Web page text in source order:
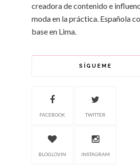
creadora de contenido e
moda en la práctica. Española
base en Lima.
SÍGUEME
FACEBOOK TWITTER
BLOGLOVIN INSTAGRAM